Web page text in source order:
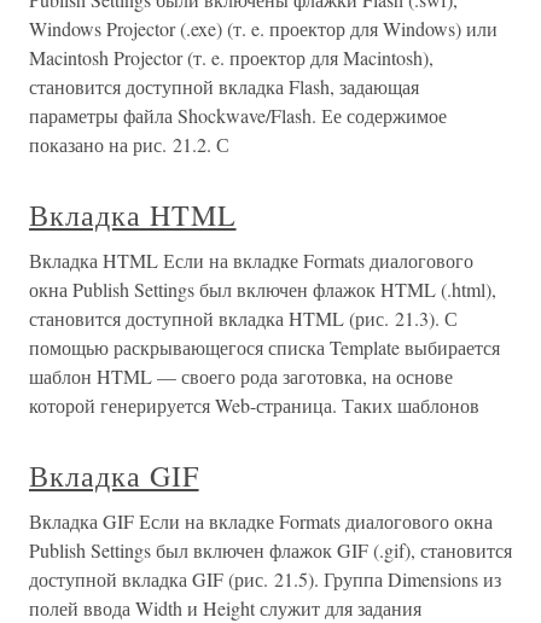
Windows Projector (.exe) (т. e. проектор для Windows) или
Macintosh Projector (т. e. проектор для Macintosh),
становится доступной вкладка Flash, задающая
параметры файла Shockwave/Flash. Ее содержимое
показано на рис. 21.2. С
Вкладка HTML
Вкладка HTML Если на вкладке Formats диалогового
окна Publish Settings был включен флажок HTML (.html),
становится доступной вкладка HTML (рис. 21.3). С
помощью раскрывающегося списка Template выбирается
шаблон HTML — своего рода заготовка, на основе
которой генерируется Web-страница. Таких шаблонов
Вкладка GIF
Вкладка GIF Если на вкладке Formats диалогового окна
Publish Settings был включен флажок GIF (.gif), становится
доступной вкладка GIF (рис. 21.5). Группа Dimensions из
полей ввода Width и Height служит для задания